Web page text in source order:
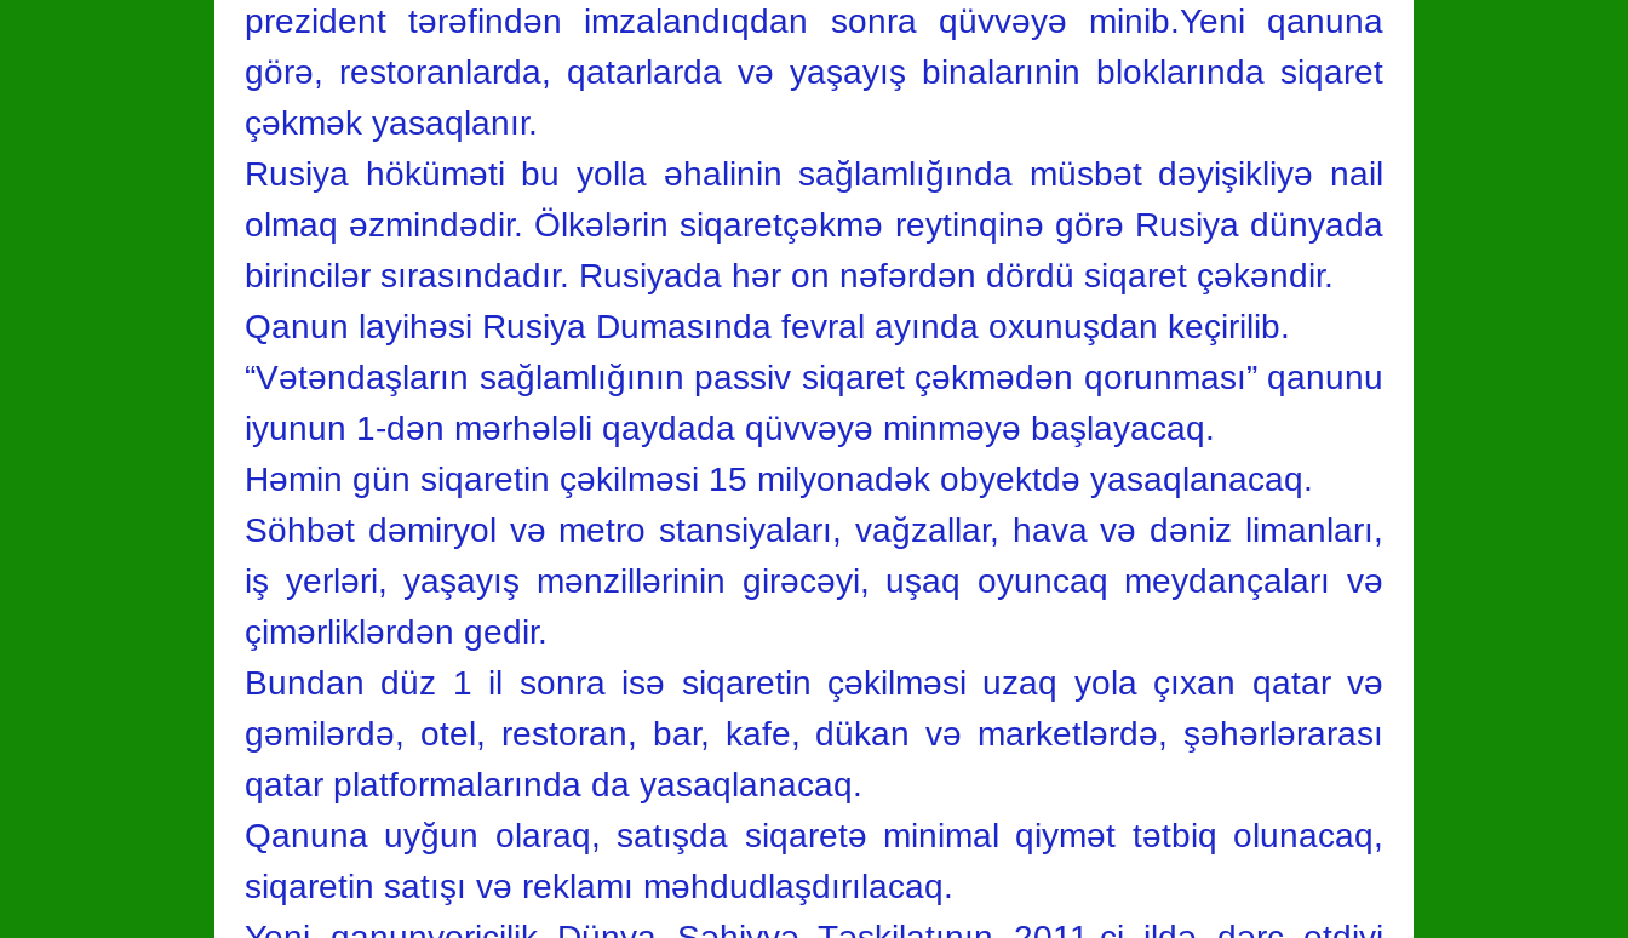
prezident tərəfindən imzalandıqdan sonra qüvvəyə minib.Yeni qanuna
görə, restoranlarda, qatarlarda və yaşayış binalarınin bloklarında siqaret
çəkmək yasaqlanır.
Rusiya höküməti bu yolla əhalinin sağlamlığında müsbət dəyişikliyə nail
olmaq əzmindədir. Ölkələrin siqaretçəkmə reytinqinə görə Rusiya dünyada
birincilər sırasındadır. Rusiyada hər on nəfərdən dördü siqaret çəkəndir.
Qanun layihəsi Rusiya Dumasında fevral ayında oxunuşdan keçirilib.
“Vətəndaşların sağlamlığının passiv siqaret çəkmədən qorunması” qanunu
iyunun 1-dən mərhələli qaydada qüvvəyə minməyə başlayacaq.
Həmin gün siqaretin çəkilməsi 15 milyonadək obyektdə yasaqlanacaq.
Söhbət dəmiryol və metro stansiyaları, vağzallar, hava və dəniz limanları,
iş yerləri, yaşayış mənzillərinin girəcəyi, uşaq oyuncaq meydançaları və
çimərliklərdən gedir.
Bundan düz 1 il sonra isə siqaretin çəkilməsi uzaq yola çıxan qatar və
gəmilərdə, otel, restoran, bar, kafe, dükan və marketlərdə, şəhərlərarası
qatar platformalarında da yasaqlanacaq.
Qanuna uyğun olaraq, satışda siqaretə minimal qiymət tətbiq olunacaq,
siqaretin satışı və reklamı məhdudlaşdırılacaq.